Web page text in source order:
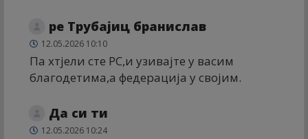
ре Трубајиц бранислав
12.05.2026 10:10
Па хтјели сте РС,и узивајте у васим
благодетима,а федерација у својим.
Да си ти
12.05.2026 10:24